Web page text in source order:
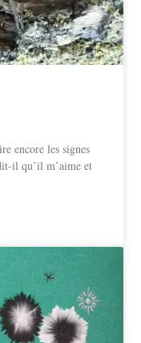
encore les signes
il qu’il m’aime et